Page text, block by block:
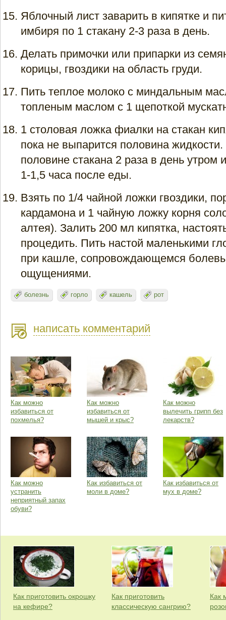
Яблочный лист заварить в кипятке и
имбиря по 1 стакану 2-3 раза в день.
Делать примочки или припарки из
корицы, гвоздики на область груди.
Пить теплое молоко с миндальным
топленым маслом с 1 щепоткой
1 столовая ложка фиалки на стакан
пока не выпарится половина
половине стакана 2 раза в день утром
1-1,5 часа после еды.
Взять по 1/4 чайной ложки гвоздики,
кардамона и 1 чайную ложку корня
алтея). Залить 200 мл кипятка,
процедить. Пить настой маленькими
при кашле, сопровождающемся
ощущениями.
болезнь горло кашель рот
написать комментарий
Как можно
избавиться от
похмелья?
Как можно
избавиться от
мышей и крыс?
Как можно
вылечить грипп без
лекарств?
Как можно
устранить
неприятный запах
обуви?
Как избавиться от
моли в доме?
Как избавиться от
мух в доме?
Как приготовить окрошку
на кефире?
Как приготовить
классическую сангрию?
Как